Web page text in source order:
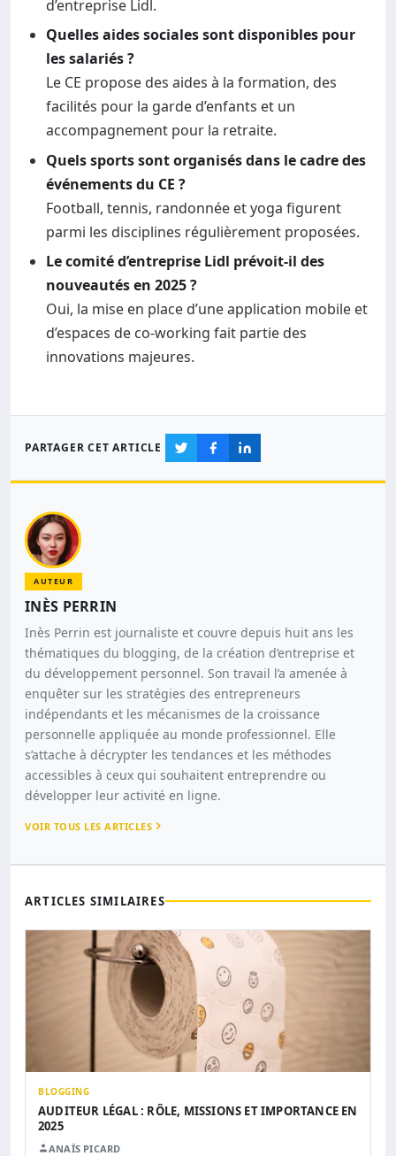
d’entreprise Lidl.
Quelles aides sociales sont disponibles pour
les salariés ?
Le CE propose des aides à la formation, des
facilités pour la garde d’enfants et un
accompagnement pour la retraite.
Quels sports sont organisés dans le cadre des
événements du CE ?
Football, tennis, randonnée et yoga figurent
parmi les disciplines régulièrement proposées.
Le comité d’entreprise Lidl prévoit-il des
nouveautés en 2025 ?
Oui, la mise en place d’une application mobile et
d’espaces de co-working fait partie des
innovations majeures.
PARTAGER CET ARTICLE
AUTEUR
INÈS PERRIN
Inès Perrin est journaliste et couvre depuis huit ans les
thématiques du blogging, de la création d’entreprise et
du développement personnel. Son travail l’a amenée à
enquêter sur les stratégies des entrepreneurs
indépendants et les mécanismes de la croissance
personnelle appliquée au monde professionnel. Elle
s’attache à décrypter les tendances et les méthodes
accessibles à ceux qui souhaitent entreprendre ou
développer leur activité en ligne.
VOIR TOUS LES ARTICLES
ARTICLES SIMILAIRES
BLOGGING
AUDITEUR LÉGAL : RÔLE, MISSIONS ET IMPORTANCE EN
2025
ANAÏS PICARD